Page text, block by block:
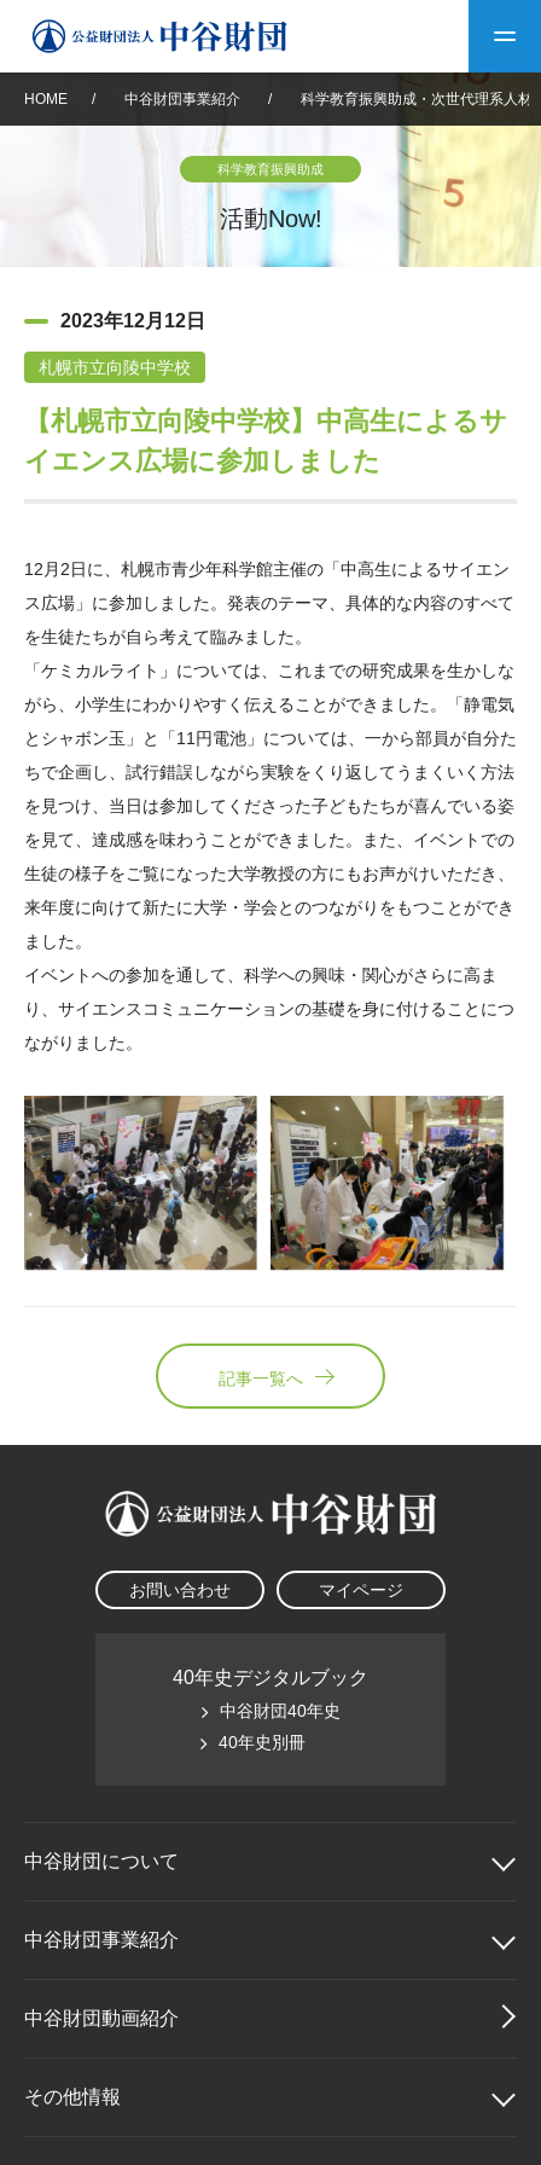
中谷財団について
設立趣意書
沿革 40年史デジタルブック
中谷財団40年史
役員・評議員 公開情報
年報一覧 中谷財団レポート
中谷財団事業紹介
神戸賞 長期大型研究助成
大学院生奨学金
国際学生交流プログラ
ム
科学教育振興助成・
次世代理系人材育成プ
ログラム助成
中谷財団動画紹介
その他情報
アクセス よくあるご質問
サイトマップ 中谷財団アーカイブ
日本語 English マイページ
HOME / 中谷財団事業紹介 / 科学教育振興助成・次世代理系人材
科学教育振興助成
活動Now!
2023年12月12日
札幌市立向陵中学校
【札幌市立向陵中学校】中高生によるサ
イエンス広場に参加しました
12 月2日に、札幌市青少年科学館主催の「中高生によるサイエン
ス広場」に参加しました。発表のテーマ、具体的な内容のすべて
を生徒たちが自ら考えて臨みました。
「ケミカルライト」については、これまでの研究成果を生かしな
がら、小学生にわかりやすく伝えることができました。「静電気
とシャボン玉」と「11 円電池」については、一から部員が自分た
ちで企画し、試行錯誤しながら実験をくり返してうまくいく方法
を見つけ、当日は参加してくださった子どもたちが喜んでいる姿
を見て、達成感を味わうことができました。また、イベントでの
生徒の様子をご覧になった大学教授の方にもお声がけいただき、
来年度に向けて新たに大学・学会とのつながりをもつことができ
ました。
イベントへの参加を通して、科学への興味・関心がさらに高ま
り、サイエンスコミュニケーションの基礎を身に付けることにつ
ながりました。
記事一覧へ
お問い合わせ マイページ
40年史デジタルブック
中谷財団40年史
40年史別冊
中谷財団について
中谷財団について
理事長挨拶
設立趣意書
中谷財団事業紹介
中谷財団事業紹介
中谷賞
中谷財団動画紹介
その他情報